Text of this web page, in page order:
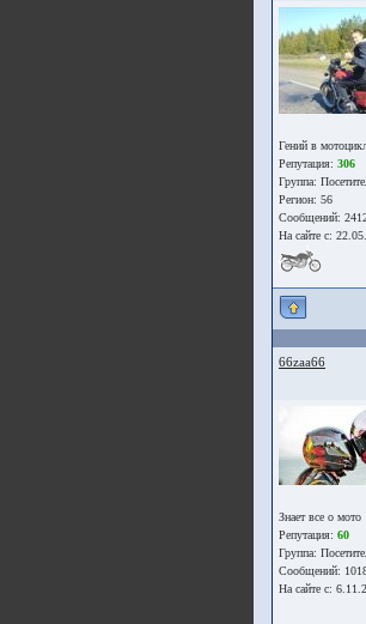
Гений в
Репутация: 306
Группа:
Регион: 56
Сообщений:
На сайте с:
66zaa66
Знает все о мото
Репутация: 60
Группа:
Сообщений:
На сайте с: